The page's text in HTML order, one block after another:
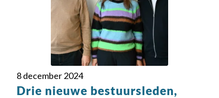
8 december 2024
Drie nieuwe bestuursleden,